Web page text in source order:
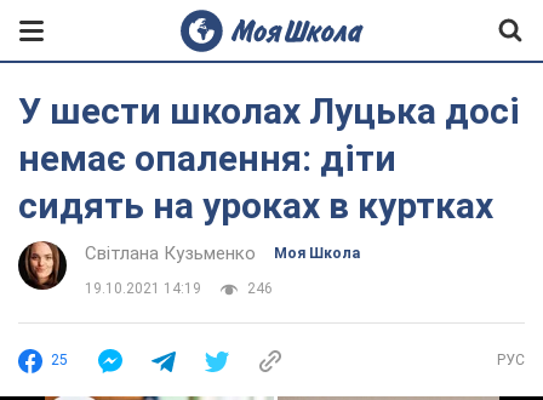
У шести школах Луцька досі
немає опалення: діти
сидять на уроках в куртках
Світлана Кузьменко Моя Школа
19.10.2021 14:19 246
25 РУС